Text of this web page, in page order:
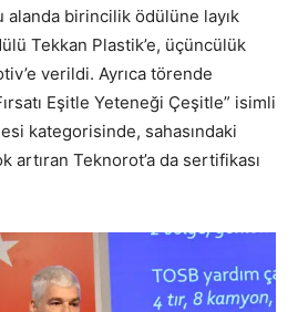
alanda birincilik ödülüne layık
Tekkan Plastik’e, üçüncülük
verildi. Ayrıca törende
Eşitle Yeteneği Çeşitle” isimli
kategorisinde, sahasındaki
artıran Teknorot’a da sertifikası